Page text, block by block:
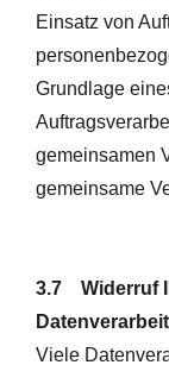
Einsatz von
Grundlage
gemeinsamen
gemeinsame
3.7 Widerruf
Viele